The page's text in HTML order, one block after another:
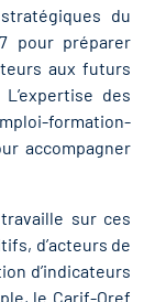
du
pour préparer
aux futurs
des
accompagner
sur ces
d’acteurs de
d’indicateurs
le Carif‐Oref